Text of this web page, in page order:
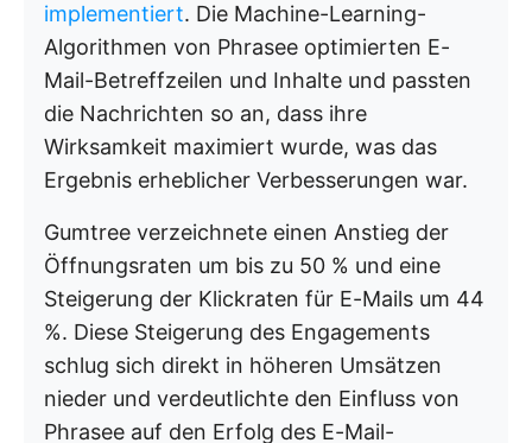
implementiert. Die Machine-Learning-
Algorithmen von Phrasee optimierten E-
Mail-Betreffzeilen und Inhalte und passten
die Nachrichten so an, dass ihre
Wirksamkeit maximiert wurde, was das
Ergebnis erheblicher Verbesserungen war.
Gumtree verzeichnete einen Anstieg der
Öffnungsraten um bis zu 50 % und eine
Steigerung der Klickraten für E-Mails um 44
%. Diese Steigerung des Engagements
schlug sich direkt in höheren Umsätzen
nieder und verdeutlichte den Einfluss von
Phrasee auf den Erfolg des E-Mail-